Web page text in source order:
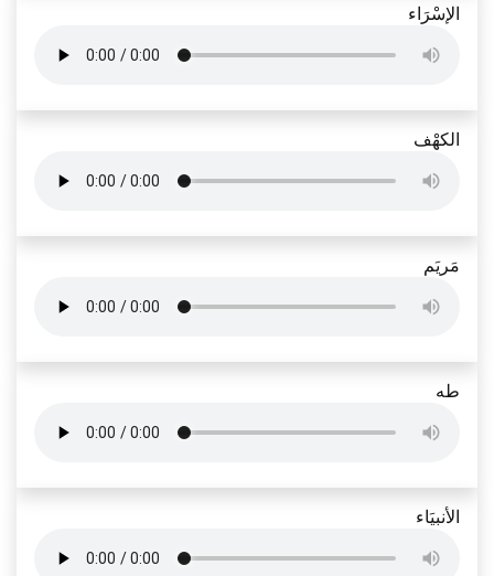
الإسْرَاء
الكهْف
مَريَم
طه
الأنبيَاء